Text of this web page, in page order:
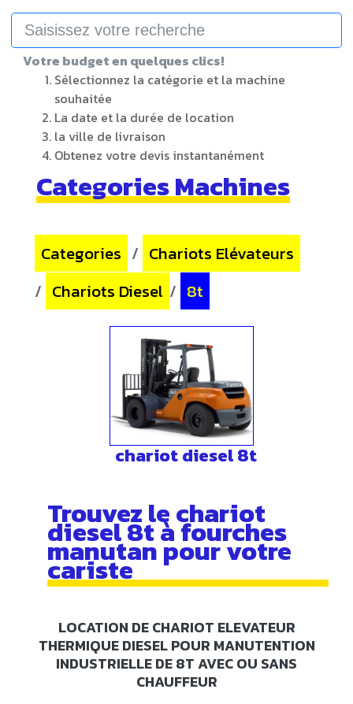
Votre budget en quelques clics!
Sélectionnez la catégorie et la machine
souhaitée
La date et la durée de location
la ville de livraison
Obtenez votre devis instantanément
Categories Machines
Categories / Chariots Elévateurs
/ Chariots Diesel / 8t
chariot diesel 8t
Trouvez le chariot
diesel 8t à fourches
manutan pour votre
cariste
LOCATION DE CHARIOT ELEVATEUR
THERMIQUE DIESEL POUR MANUTENTION
INDUSTRIELLE DE 8T AVEC OU SANS
CHAUFFEUR